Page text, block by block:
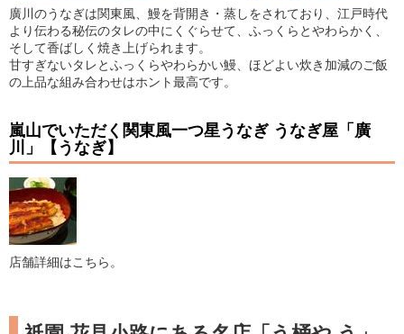
廣川のうなぎは関東風、鰻を背開き・蒸しをされており、江戸時代
より伝わる秘伝のタレの中にくぐらせて、ふっくらとやわらかく、
そして香ばしく焼き上げられます。
甘すぎないタレとふっくらやわらかい鰻、ほどよい炊き加減のご飯
の上品な組み合わせはホント最高です。
嵐山でいただく関東風一つ星うなぎ うなぎ屋「廣
川」【うなぎ】
店舗詳細はこちら。